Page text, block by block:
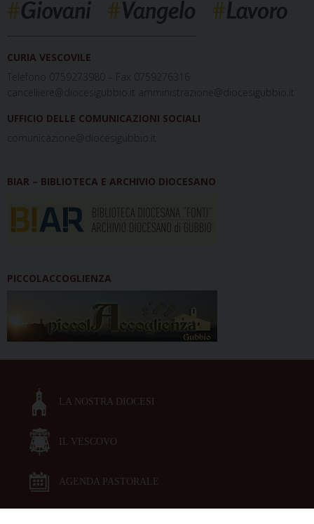
CURIA VESCOVILE
Telefono 0759273980 – Fax 0759276316
cancelliere@diocesigubbio.it amministrazione@diocesigubbio.it
UFFICIO DELLE COMUNICAZIONI SOCIALI
comunicazione@diocesigubbio.it
BIAR – BIBLIOTECA E ARCHIVIO DIOCESANO
PICCOLACCOGLIENZA
LA NOSTRA DIOCESI
IL VESCOVO
AGENDA PASTORALE